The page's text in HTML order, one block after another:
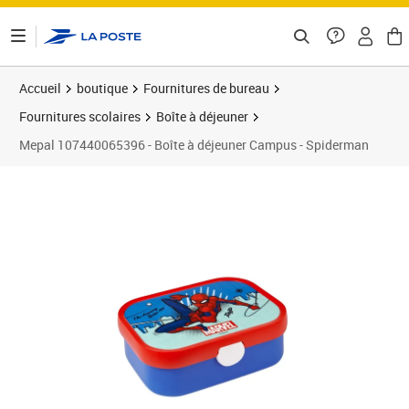
Accueil boutique
Fournitures de bureau
Fournitures scolaires
Boîte à déjeuner
Mepal 107440065396 - Boîte à déjeuner Campus - Spiderman